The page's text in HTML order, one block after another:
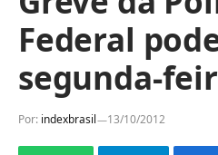
Federal
segunda-
Por: indexbrasil 13/10/2012